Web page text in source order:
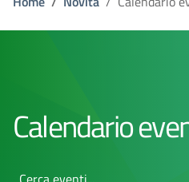
Calendario
Cerca eventi...